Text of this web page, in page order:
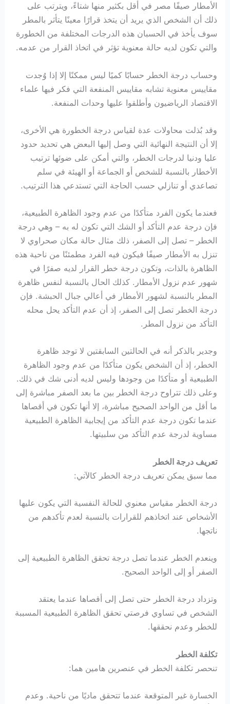
الأمطار صيفًا مصر في أقل بكثير منها شتاءً، ويترتب على
ذلك أن الشخص الذي يريد أن يتخذ قرارًا معينًا يتأثر بالمطر
سوف يأخذ في الحسبان هذه الدرجات المختلفة من الخطورة
والتي تكون لديه حالة معنوية تؤثر في اتخاذ القرار من عدمه.
وحساب درجة الخطر حسابًا كميًا ليس ممكنًا إلا إذا وُجدت
مقاييس معنوية تشابه مقاييس المنفعة التي فكر فيها علماء
الاقتصاد الرياضيون وأطلقوا عليها وحدات المنفعة.
وقد بُذلت محاولات عدة لقياس درجة الخطورة هي الأخرى،
إلا أن النتيجة النهائية التي وصل إليها البعض هي تحديد حدود
عليا ودنيا لدرجات الخطر، والتي أمكن على ضوئها ترتيب
الأخطار بالنسبة للشخص أو الجماعة أو الهيئة في سلم
تصاعدي أو تنازلي حسب الحاجة التي تستدعي هذا الترتيب.
فعندما يكون الفرد متأكدًا من عدم وجود الظاهرة الطبيعية،
فإن درجة عدم التأكد أو الشك التي تكون له به – وهي درجة
الخطر – تصل إلى الصفر، ذلك مثال حالة مكان صحراوي لا
تنزل به الأمطار صيفًا فيكون فيه الفرد مطمئنًا من ناحية هذه
الظاهرة بالذات، وتكون درجة خطر القرار لديه صفرًا في
شهور عدم نزول الأمطار. كذلك الحال بالنسبة لنفس ظاهرة
المطر بالنسبة لشهور الأمطار في أعالي جبال الحبشة. فإن
درجة الخطر تصل إلى الصفر، إذ أن عدم التأكد يحل محله
التأكد من نزول المطر.
وجدير بالذكر أنه في الحالتين السابقتين لا توجد ظاهرة
الخطر، إذ أن الشخص يكون متأكدًا من عدم وجود الظاهرة
الطبيعية أو متأكدًا من وجودها وليس لديه أدنى شك في ذلك.
وعلى ذلك تتراوح درجة الخطر بين ما بعد الصفر مباشرة إلى
ما أقل من الواحد الصحيح مباشرة، إلا أنها تكون في أقصاها
عندما تكون درجة عدم التأكد من إيجابية الظاهرة الطبيعية
مساوية لدرجة عدم التأكد من سلبيتها.
تعريف درجة الخطر
مما سبق يمكن تعريف درجة الخطر كالآتي:
درجة الخطر مقياس معنوي للحالة النفسية التي يكون عليها
الأشخاص عند اتخاذهم للقرارات بالنسبة لعدم تأكدهم من
ناتجها.
وينعدم الخطر عندما تصل درجة تحقق الظاهرة الطبيعية إلى
الصفر أو إلى الواحد الصحيح.
وتزداد درجة الخطر حتى تصل إلى أقصاها عندما يعتقد
الشخص في تساوي فرصتي تحقق الظاهرة الطبيعية المسببة
للخطر وعدم نحققها.
تكلفة الخطر
تنحصر تكلفة الخطر في عنصرين هامين هما:
الخسارة غير المتوقعة عندما تتحقق ماديًا من ناحية. وعدم